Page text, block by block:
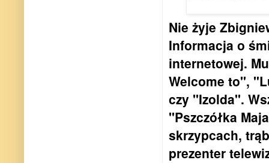
Nie żyje
Informacja o
internetowej.
Welcome to",
czy "Izolda".
"Pszczółka
skrzypcach,
prezenter